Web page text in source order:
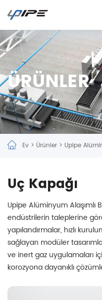
ÜRÜNLER
Ev > Ürünler > Upipe
Uç Kapağı
Upipe Alüminyum Alaşımlı
endüstrilerin taleplerine
yapılandırmalar, hızlı
sağlayan modüler
ve inert gaz uygulamaları
korozyona dayanıklı